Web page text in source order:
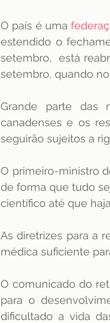
O país é uma
estendido o
setembro,  está
setembro, quando
Grande parte das
canadenses e os
seguirão sujeitos a
O primeiro-ministro
de forma que tudo
científico até que
As diretrizes para a
médica suficiente
O comunicado do
para o
dificultado a vida